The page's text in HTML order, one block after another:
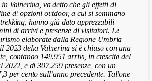
in Valnerina, va detto che gli effetti di
di opzioni outdoor, a cui si sommano
hanno già dato apprezzabili
di arrivi e presenze di visitatori. Le
elaborate dalla Regione Umbria
2023 della Valnerina si è chiuso con una
contando 149.951 arrivi, in crescita del
2022, e di 307.259 presenze, con un
per cento sull’anno precedente. Tallone